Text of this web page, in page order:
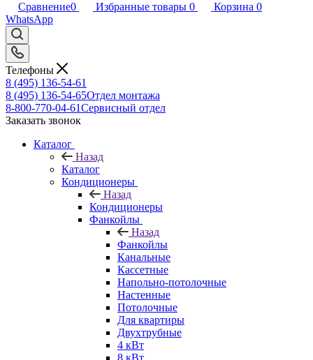
Сравнение0 Избранные товары 0 Корзина 0
WhatsApp
Телефоны
8 (495) 136-54-61
8 (495) 136-54-65Отдел монтажа
8-800-770-04-61Сервисный отдел
Заказать звонок
Каталог
Назад
Каталог
Кондиционеры
Назад
Кондиционеры
Фанкойлы
Назад
Фанкойлы
Канальные
Кассетные
Напольно-потолочные
Настенные
Потолочные
Для квартиры
Двухтрубные
4 кВт
8 кВт